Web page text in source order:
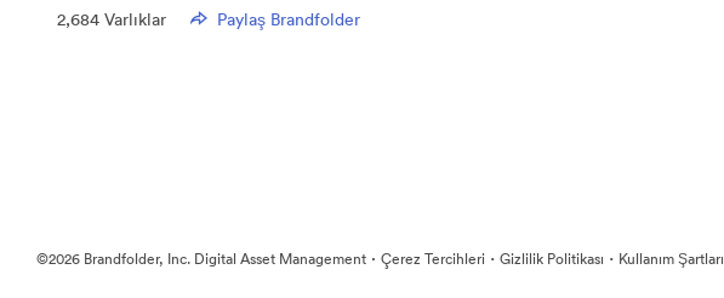
2,684 Varlıklar Paylaş Brandfolder
©2026 Brandfolder, Inc. Digital Asset Management · Çerez Tercihleri · Gizlilik Politikası · Kullanım Şartları